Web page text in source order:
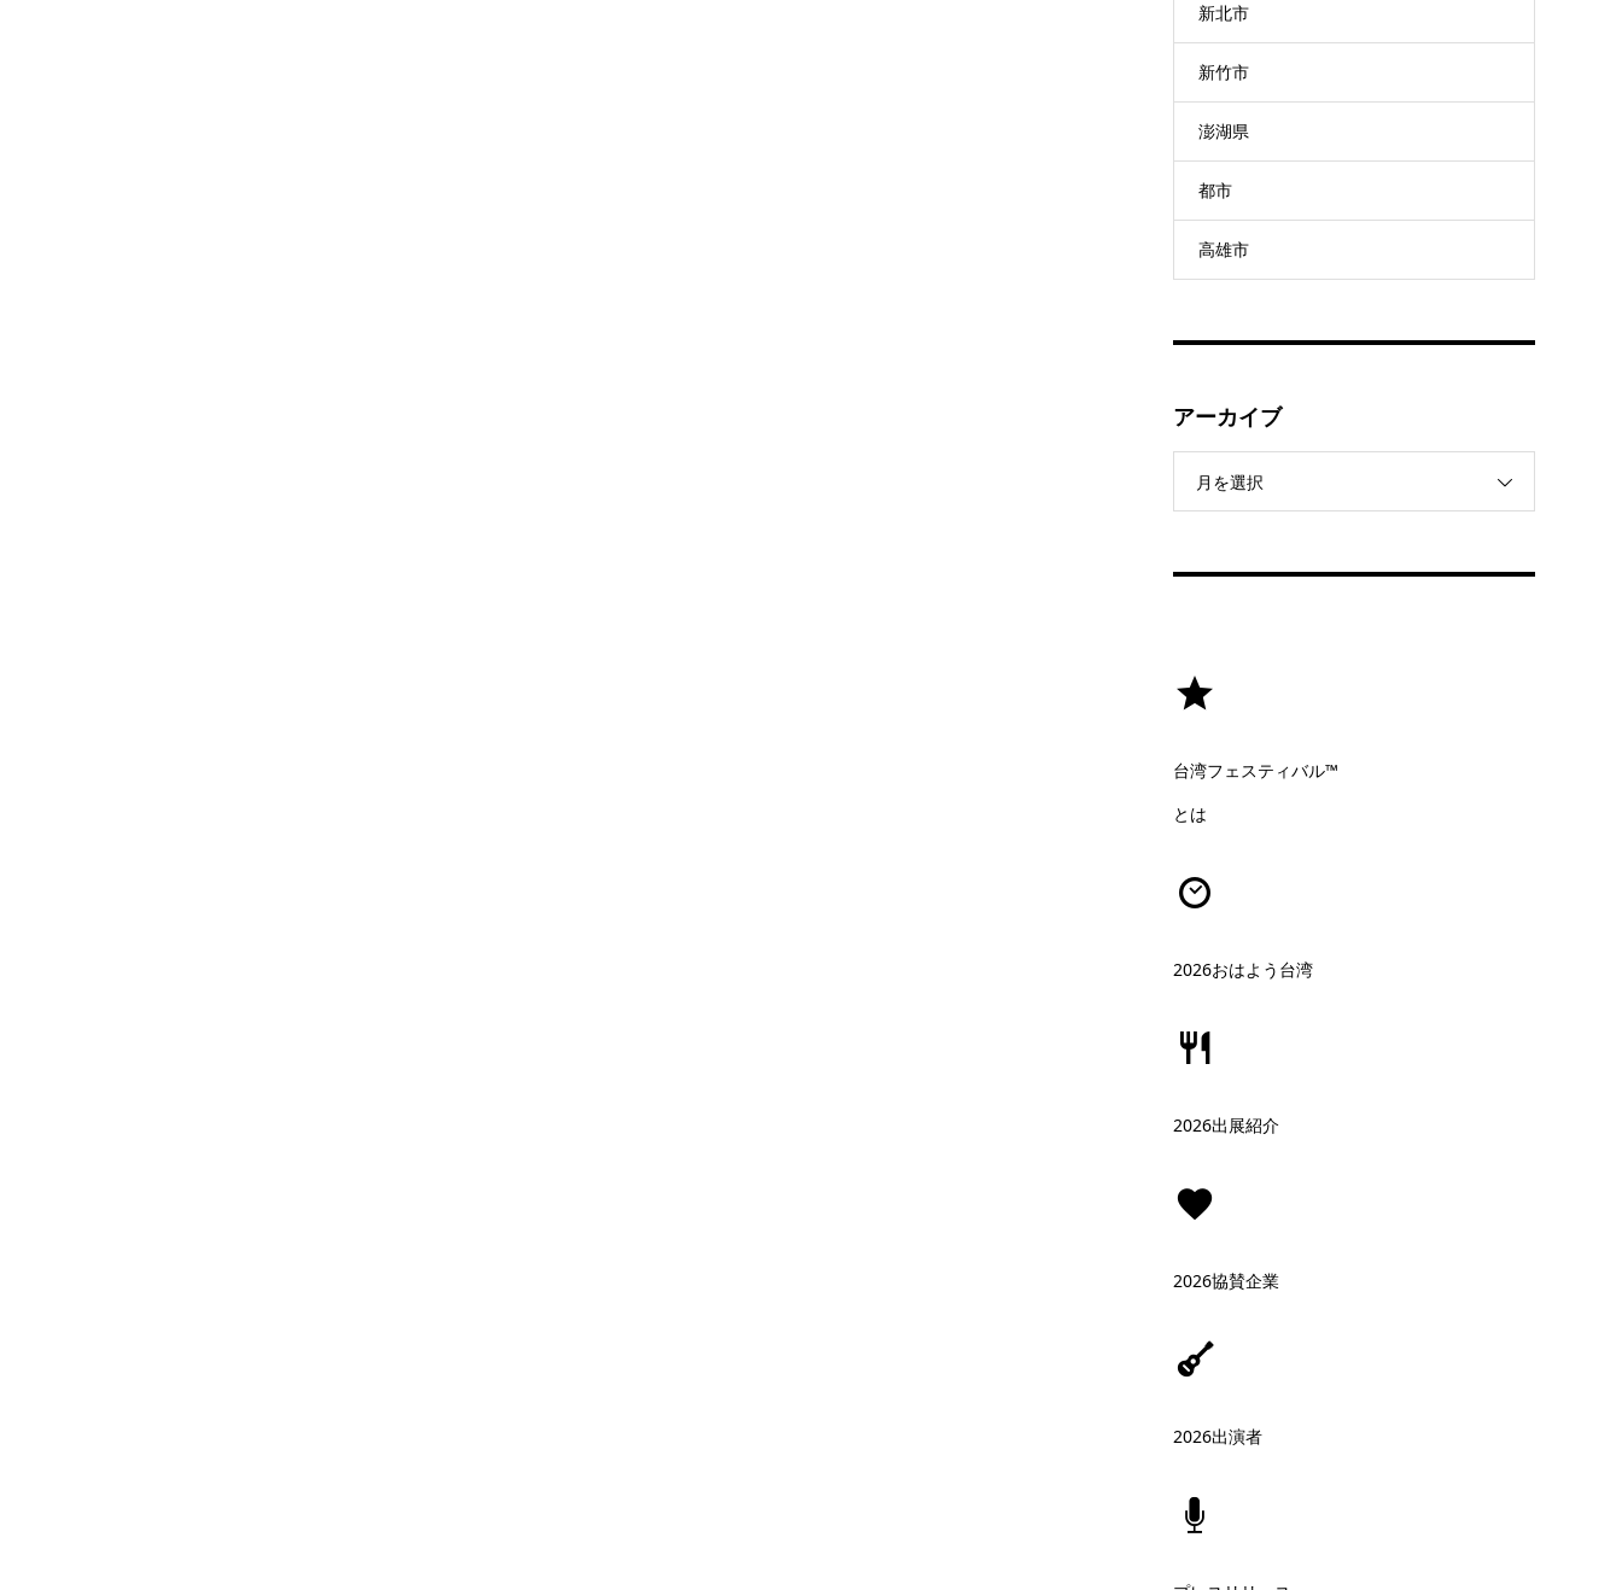
新北市
新竹市
澎湖県
都市
高雄市
アーカイブ
月を選択
台湾フェスティバル™
とは
2026おはよう台湾
2026出展紹介
2026協賛企業
2026出演者